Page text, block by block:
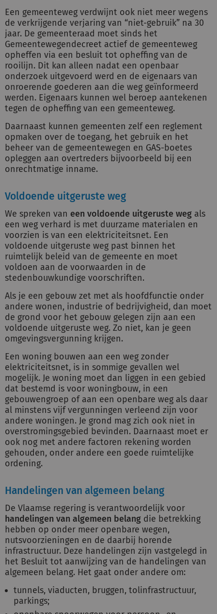
Een gemeenteweg verdwijnt ook niet meer wegens
de verkrijgende verjaring van “niet-gebruik” na 30
jaar. De gemeenteraad moet sinds het
Gemeentewegendecreet actief de gemeenteweg
opheffen via een besluit tot opheffing van de
rooilijn. Dit kan alleen nadat een openbaar
onderzoek uitgevoerd werd en de eigenaars van
onroerende goederen aan die weg geïnformeerd
werden. Eigenaars kunnen wel beroep aantekenen
tegen de opheffing van een gemeenteweg.
Daarnaast kunnen gemeenten zelf een reglement
opmaken over de toegang, het gebruik en het
beheer van de gemeentewegen en GAS-boetes
opleggen aan overtreders bijvoorbeeld bij een
onrechtmatige inname.
Voldoende uitgeruste weg
We spreken van een voldoende uitgeruste weg als
een weg verhard is met duurzame materialen en
voorzien is van een elektriciteitsnet. Een
voldoende uitgeruste weg past binnen het
ruimtelijk beleid van de gemeente en moet
voldoen aan de voorwaarden in de
stedenbouwkundige voorschriften.
Als je een gebouw zet met als hoofdfunctie onder
andere wonen, industrie of bedrijvigheid, dan moet
de grond voor het gebouw gelegen zijn aan een
voldoende uitgeruste weg. Zo niet, kan je geen
omgevingsvergunning krijgen.
Een woning bouwen aan een weg zonder
elektriciteitsnet, is in sommige gevallen wel
mogelijk. Je woning moet dan liggen in een gebied
dat bestemd is voor woningbouw, in een
gebouwengroep of aan een openbare weg als daar
al minstens vijf vergunningen verleend zijn voor
andere woningen. Je grond mag zich ook niet in
overstromingsgebied bevinden. Daarnaast moet er
ook nog met andere factoren rekening worden
gehouden, onder andere een goede ruimtelijke
ordening.
Handelingen van algemeen belang
De Vlaamse regering is verantwoordelijk voor
handelingen van algemeen belang die betrekking
hebben op onder meer openbare wegen,
nutsvoorzieningen en de daarbij horende
infrastructuur. Deze handelingen zijn vastgelegd in
het Besluit tot aanwijzing van de handelingen van
algemeen belang. Het gaat onder andere om:
tunnels, viaducten, bruggen, tolinfrastructuur,
parkings;